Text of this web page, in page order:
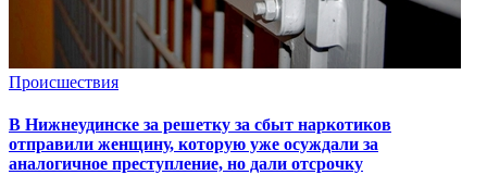
Происшествия
В Нижнеудинске за решетку за сбыт наркотиков
отправили женщину, которую уже осуждали за
аналогичное преступление, но дали отсрочку